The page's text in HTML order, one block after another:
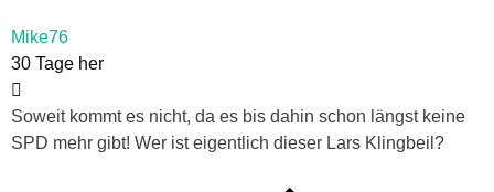
Mike76
30 Tage her
Soweit kommt es nicht, da es bis dahin schon längst keine
SPD mehr gibt! Wer ist eigentlich dieser Lars Klingbeil?